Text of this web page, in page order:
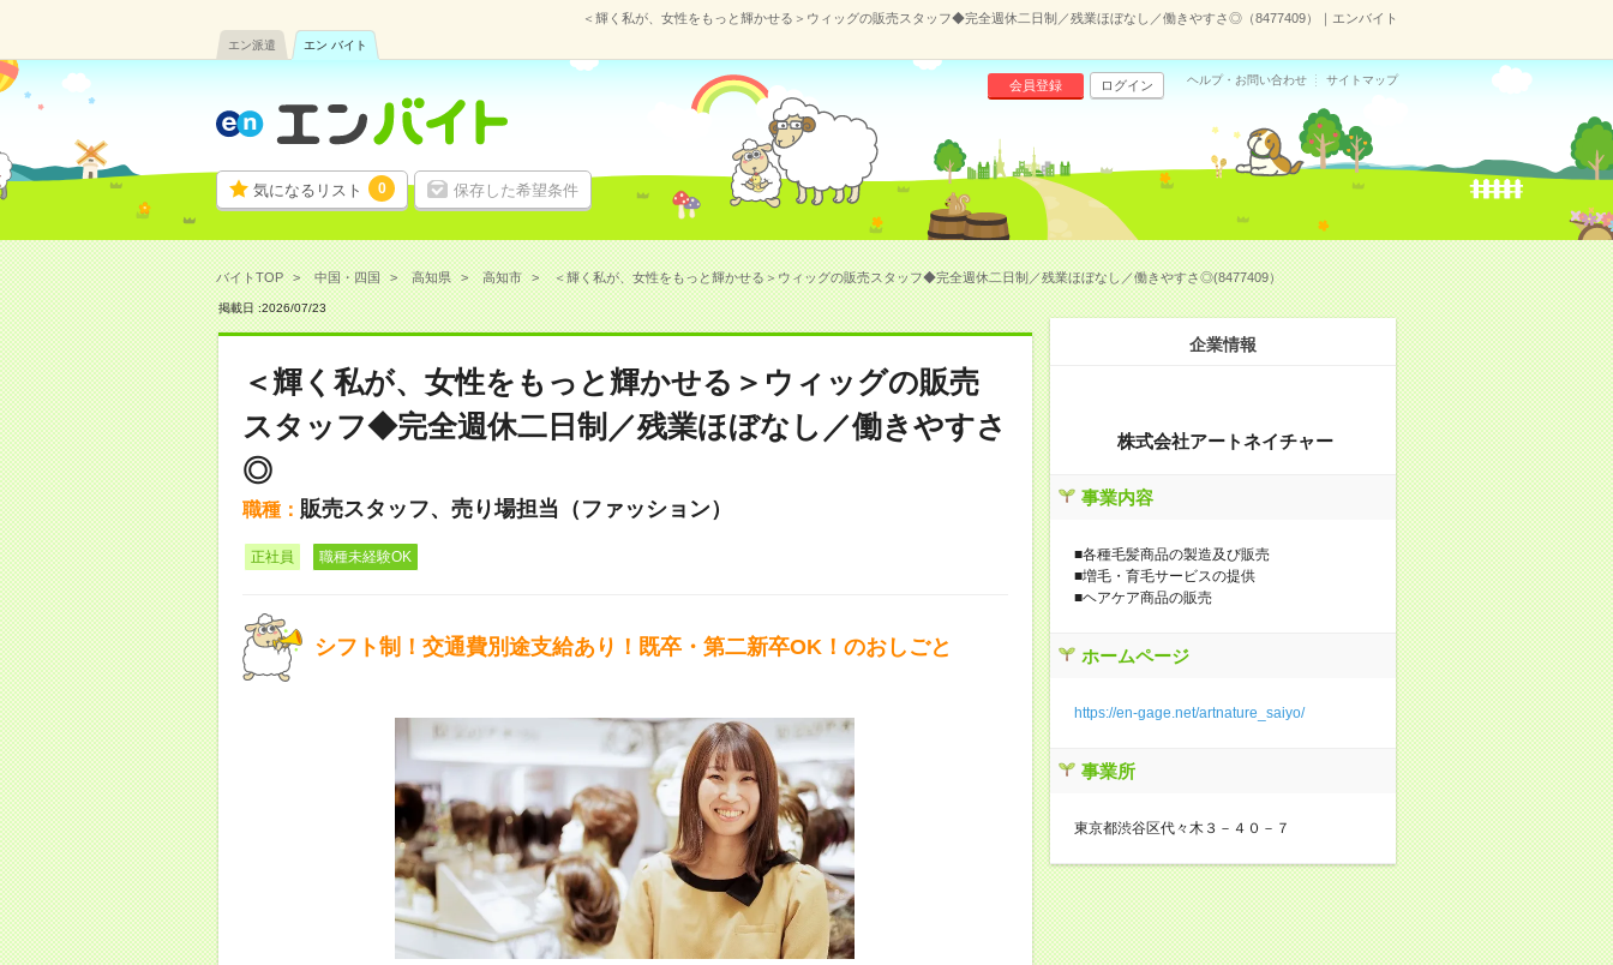
＜輝く私が、女性をもっと輝かせる＞ウィッグの販売スタッフ◆完全週休二日制／残業ほぼなし／働きやすさ◎（8477409）｜エンバイト
エン派遣 エン バイト
気になるリスト 0 保存した希望条件
会員登録 ログイン ヘルプ・お問い合わせ サイトマップ
バイトTOP 中国・四国 高知県 高知市 ＜輝く私が、女性をもっと輝かせる＞ウィッグの販売スタッフ◆完全週休二日制／残業ほぼなし／働きやすさ◎(8477409）
掲載日 :2026/07/23
＜輝く私が、女性をもっと輝かせる＞ウィッグの販売
スタッフ◆完全週休二日制／残業ほぼなし／働きやすさ
◎
職種： 販売スタッフ、売り場担当（ファッション）
正社員 職種未経験OK
シフト制！交通費別途支給あり！既卒・第二新卒OK！のおしごと
企業情報
株式会社アートネイチャー
事業内容
■各種毛髪商品の製造及び販売
■増毛・育毛サービスの提供
■ヘアケア商品の販売
ホームページ
https://en-gage.net/artnature_saiyo/
事業所
東京都渋谷区代々木３－４０－７